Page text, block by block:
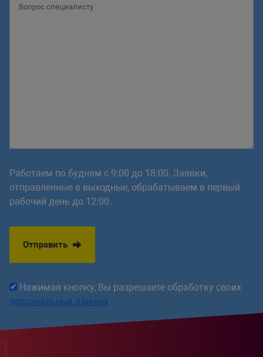
Работаем по будням с 9:00 до 18:00. Заявки,
отправленные в выходные, обрабатываем в первый
рабочий день до 12:00.
Отправить
Нажимая кнопку, Вы разрешаете обработку своих
персональных данных